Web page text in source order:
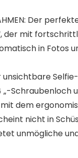
Der
der mit
in Fotos
unsichtbare
Schraubenloch
dem
nicht in
unmögliche